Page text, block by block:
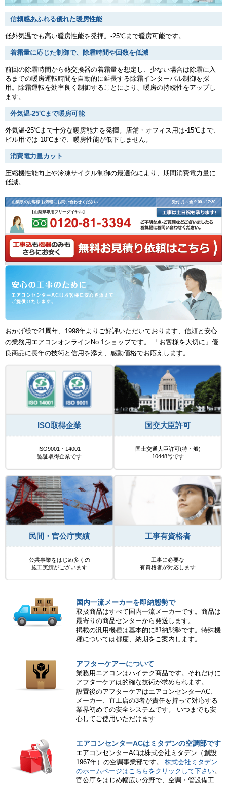
信頼感あふれる優れた暖房性能
低外気温でも高い暖房性能を発揮。-25℃まで暖房可能です。
着霜量に応じた制御で、除霜時間や回数を低減
前回の除霜時間から熱交換器の着霜量を想定し、少ない場合は除霜に入
るまでの暖房運転時間を自動的に延長する除霜インターバル制御を採
用。除霜運転を効率良く制御することにより、暖房の持続性をアップし
ます。
外気温-25℃まで暖房可能
外気温-25℃まで十分な暖房能力を発揮。店舗・オフィス用は-15℃まで、
ビル用では-10℃まで、暖房性能が低下しません。
消費電力量カット
圧縮機性能向上や冷凍サイクル制御の最適化により、期間消費電力量に
低減。
山梨県のお客様 お気軽にお問い合わせください 受付 月～金 9:00～17:30
【山梨県専用フリーダイヤル】
おかげ様で21周年、1998年よりご好評いただいております、信頼と安心
の業務用エアコンオンラインNo.1ショップです。 「お客様を大切に」優
良商品に長年の技術と信用を添え、感動価格でお応えします。
ISO取得企業
ISO9001・14001
認証取得企業です
国交大臣許可
国土交通大臣許可(特・般)
10448号です
民間・官公庁実績
公共事業をはじめ多くの
施工実績がございます
工事有資格者
工事に必要な
有資格者が対応します
国内一流メーカーを即納態勢で
取扱商品はすべて国内一流メーカーです。商品は
最寄りの商品センターから発送します。
掲載の汎用機種は基本的に即納態勢です。特殊機
種については都度、納期をご案内します。
アフターケアーについて
業務用エアコンはハイテク商品です。それだけに
アフターケアは的確な技術が求められます。
設置後のアフターケアはエアコンセンターAC、
メーカー、直工店の3者が責任を持って対応する
業界初めての安全システムです。 いつまでも安
心してご使用いただけます
エアコンセンターACはミタデンの空調部です
エアコンセンターACは株式会社ミタデン（創設
1967年）の空調事業部です。 株式会社ミタデン
のホームページはこちらをクリックして下さい。
官公庁をはじめ幅広い分野で、空調・管設備工